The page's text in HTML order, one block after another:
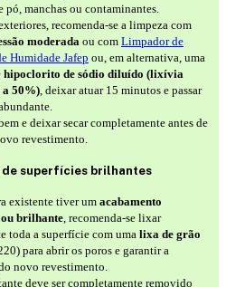
pó, manchas ou contaminantes.
recomenda-se a limpeza com
moderada ou com Limpador de
Humidade Jafep ou, em alternativa, uma
hipoclorito de sódio diluído (lixívia
a 50%) , deixar atuar 15 minutos e passar
e deixar secar completamente antes de
revestimento.
superfícies brilhantes
existente tiver um acabamento
brilhante , recomenda-se lixar
toda a superfície com uma lixa de grão
para abrir os poros e garantir a
novo revestimento.
deve ser completamente removido